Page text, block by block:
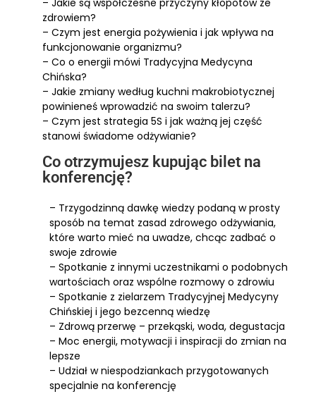
– Jakie są współczesne przyczyny kłopotów ze
zdrowiem?
– Czym jest energia pożywienia i jak wpływa na
funkcjonowanie organizmu?
– Co o energii mówi Tradycyjna Medycyna
Chińska?
– Jakie zmiany według kuchni makrobiotycznej
powinieneś wprowadzić na swoim talerzu?
– Czym jest strategia 5S i jak ważną jej część
stanowi świadome odżywianie?
Co otrzymujesz kupując bilet na
konferencję?
– Trzygodzinną dawkę wiedzy podaną w prosty
sposób na temat zasad zdrowego odżywiania,
które warto mieć na uwadze, chcąc zadbać o
swoje zdrowie
– Spotkanie z innymi uczestnikami o podobnych
wartościach oraz wspólne rozmowy o zdrowiu
– Spotkanie z zielarzem Tradycyjnej Medycyny
Chińskiej i jego bezcenną wiedzę
– Zdrową przerwę – przekąski, woda, degustacja
– Moc energii, motywacji i inspiracji do zmian na
lepsze
– Udział w niespodziankach przygotowanych
specjalnie na konferencję